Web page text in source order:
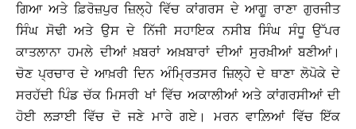
ਗਿਆ ਅਤੇ ਫ਼ਿਰੋਜ਼ਪੁਰ ਜ਼ਿਲ੍ਹੇ ਵਿੱਚ ਕਾਂਗਰਸ ਦੇ ਆਗੂ ਰਾਣਾ ਗੁਰਜੀਤ
ਸਿੰਘ ਸੋਢੀ ਅਤੇ ਉਸ ਦੇ ਨਿੱਜੀ ਸਹਾਇਕ ਨਸੀਬ ਸਿੰਘ ਸੰਧੂ ਉੱਪਰ
ਕਾਤਲਾਨਾ ਹਮਲੇ ਦੀਆਂ ਖ਼ਬਰਾਂ ਅਖ਼ਬਾਰਾਂ ਦੀਆਂ ਸੁਰਖ਼ੀਆਂ ਬਣੀਆਂ।
ਚੋਣ ਪ੍ਰਚਾਰ ਦੇ ਆਖ਼ਰੀ ਦਿਨ ਅੰਮ੍ਰਿਤਸਰ ਜ਼ਿਲ੍ਹੇ ਦੇ ਥਾਣਾ ਲੋਪੋਕੇ ਦੇ
ਸਰਹੱਦੀ ਪਿੰਡ ਚੱਕ ਮਿਸਰੀ ਖਾਂ ਵਿੱਚ ਅਕਾਲੀਆਂ ਅਤੇ ਕਾਂਗਰਸੀਆਂ ਦੀ
ਹੋਈ ਲੜਾਈ ਵਿੱਚ ਦੋ ਜਣੇ ਮਾਰੇ ਗਏ। ਮਰਨ ਵਾਲ਼ਿਆਂ ਵਿੱਚ ਇੱਕ